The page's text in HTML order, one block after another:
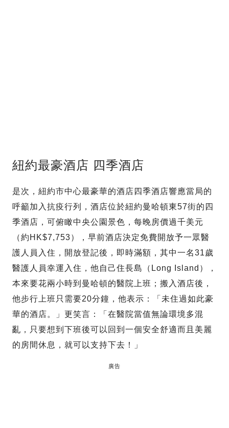
紐約最豪酒店 四季酒店
是次，紐約市中心最豪華的酒店四季酒店響應當局的
呼籲加入抗疫行列，酒店位於紐約曼哈頓東57街的四
季酒店，可俯瞰中央公園景色，每晚房價過千美元
（約HK$7,753），早前酒店決定免費開放予一眾醫
護人員入住，開放登記後，即時滿額，其中一名31歲
醫護人員幸運入住，他自己住長島（Long Island），
本來要花兩小時到曼哈頓的醫院上班；搬入酒店後，
他步行上班只需要20分鐘，他表示：「未住過如此豪
華的酒店。」更笑言：「在醫院當值無論環境多混
亂，只要想到下班後可以回到一個安全舒適而且美麗
的房間休息，就可以支持下去！」
廣告